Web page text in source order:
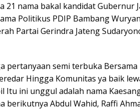
21 nama bakal kandidat Gubernur
Politikus PDIP Bambang
Partai Gerindra Jateng
pertanyaan semi terbuka
Hingga Komunitas ya baik
Itu ini unggul adalah nama
berikutnya Abdul Wahid, Raffi